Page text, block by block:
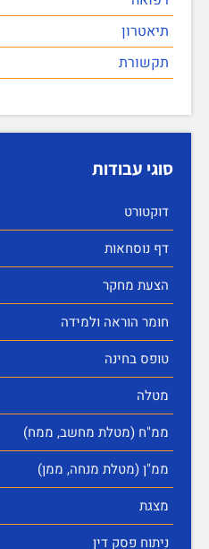
תיאטרון
תקשורת
סוגי עבודות
דוקטורט
דף נוסחאות
הצעת מחקר
חומר הוראה ולמידה
טופס בחינה
מטלה
ממ"ח (מטלת מחשב, ממח)
ממ"ן (מטלת מנחה, ממן)
מצגת
ניתוח פסק דין